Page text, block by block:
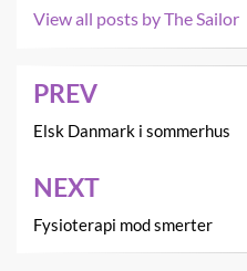
View all posts by The Sailor
Indlægsnavigation
PREV
Elsk Danmark i sommerhus
NEXT
Fysioterapi mod smerter